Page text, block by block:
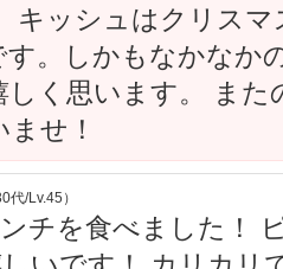
キッシュはクリス
す。しかもなかなか
しく思います。 ま
せ！
代/Lv.45）
チを食べました！